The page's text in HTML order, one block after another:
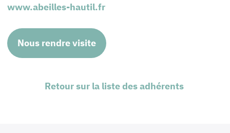
www.abeilles-hautil.fr
Nous rendre visite
Retour sur la liste des adhérents